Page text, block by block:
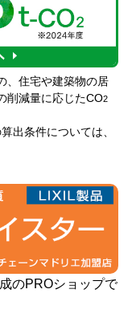
、住宅や建築物の居
削減量に応じたCO2
出条件については、
のPROショップで